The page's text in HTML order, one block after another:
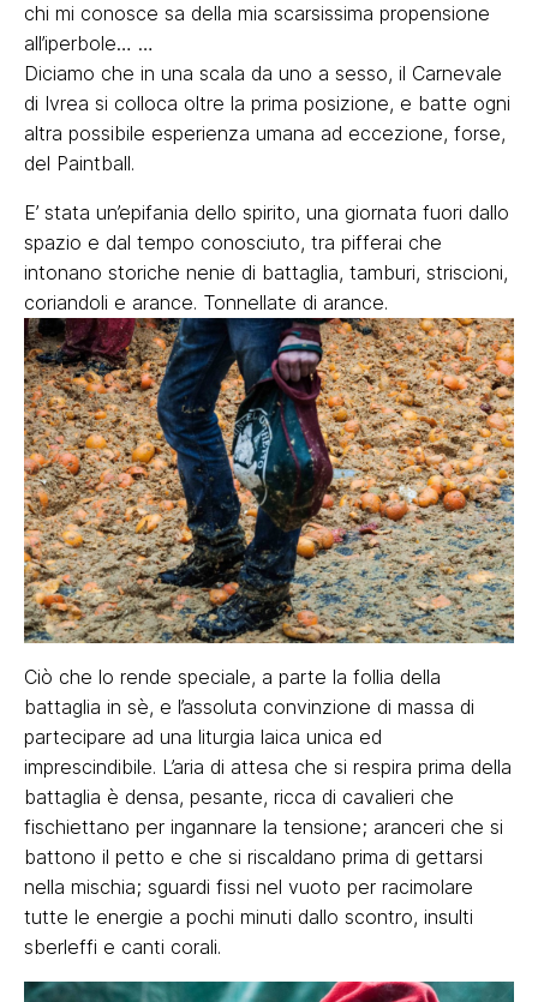
chi mi conosce sa della mia scarsissima propensione
all’iperbole… …
Diciamo che in una scala da uno a sesso, il Carnevale
di Ivrea si colloca oltre la prima posizione, e batte ogni
altra possibile esperienza umana ad eccezione, forse,
del Paintball.
E’ stata un’epifania dello spirito, una giornata fuori dallo
spazio e dal tempo conosciuto, tra pifferai che
intonano storiche nenie di battaglia, tamburi, striscioni,
coriandoli e arance. Tonnellate di arance.
Ciò che lo rende speciale, a parte la follia della
battaglia in sè, e l’assoluta convinzione di massa di
partecipare ad una liturgia laica unica ed
imprescindibile. L’aria di attesa che si respira prima della
battaglia è densa, pesante, ricca di cavalieri che
fischiettano per ingannare la tensione; aranceri che si
battono il petto e che si riscaldano prima di gettarsi
nella mischia; sguardi fissi nel vuoto per racimolare
tutte le energie a pochi minuti dallo scontro, insulti
sberleffi e canti corali.